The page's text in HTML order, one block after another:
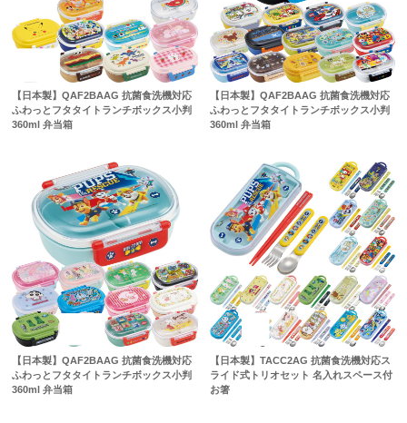
【日本製】QAF2BAAG 抗菌食洗機対応
ふわっとフタタイトランチボックス小判
360ml 弁当箱
【日本製】QAF2BAAG 抗菌食洗機対応
ふわっとフタタイトランチボックス小判
360ml 弁当箱
【日本製】QAF2BAAG 抗菌食洗機対応
ふわっとフタタイトランチボックス小判
360ml 弁当箱
【日本製】TACC2AG 抗菌食洗機対応ス
ライド式トリオセット 名入れスペース付
お箸